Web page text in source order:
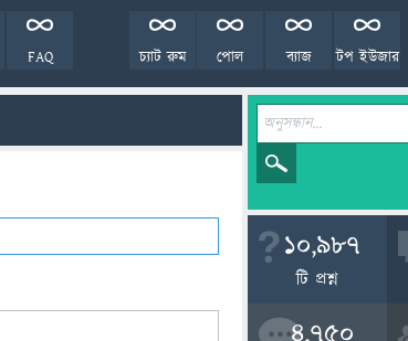
FAQ টপ ইউজার
ব্যাজ
পোল
চ্যাট রুম
10,987
টি প্রশ্ন